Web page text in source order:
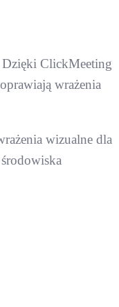
ClickMeeting
wrażenia
wizualne dla